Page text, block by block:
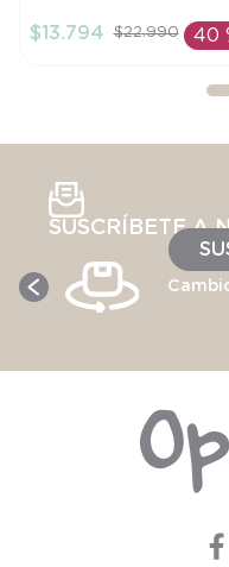
AÑADIR AL
$13.794 $22.990 40
SUSCRÍBETE A